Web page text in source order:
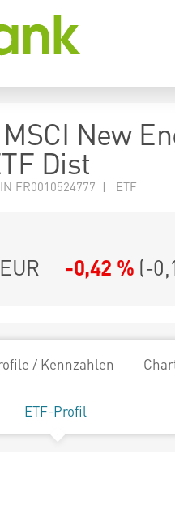
New
Dist
FR0010524777 | ETF
EUR -0,42 % (-
/ Kennzahlen
ETF-Profil